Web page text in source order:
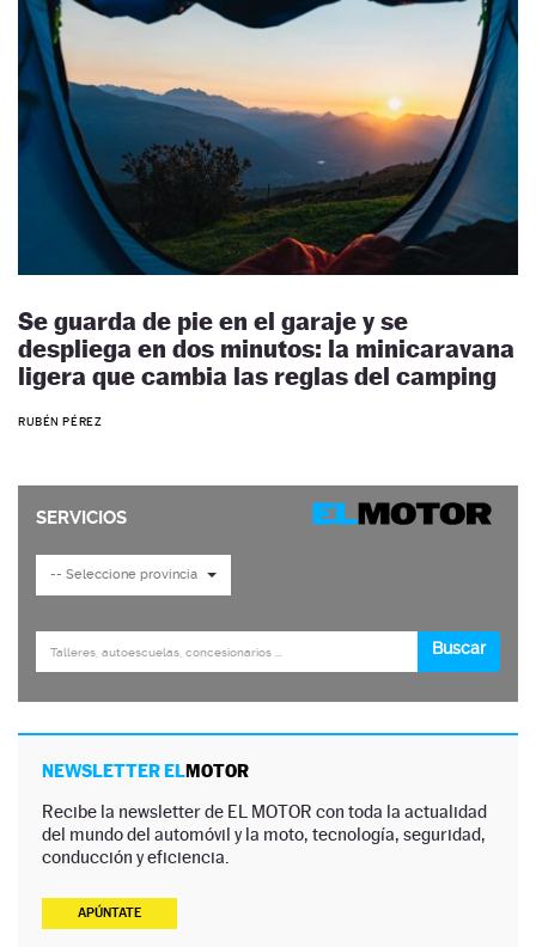
Se guarda de pie en el garaje y se
despliega en dos minutos: la minicaravana
ligera que cambia las reglas del camping
RUBÉN PÉREZ
NEWSLETTER ELMOTOR
Recibe la newsletter de EL MOTOR con toda la actualidad
del mundo del automóvil y la moto, tecnología, seguridad,
conducción y eficiencia.
APÚNTATE